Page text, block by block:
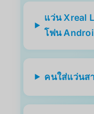
แว่น Xreal
โฟน
คนใส่แว่นส